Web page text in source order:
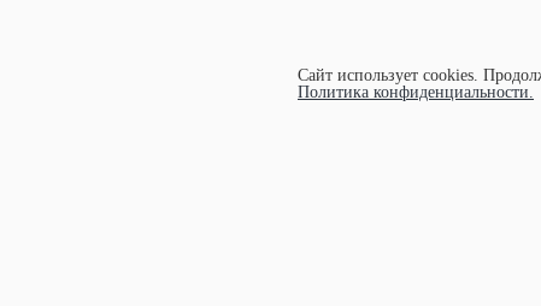
Сайт использует cookies.
Политика конфиденциальности.